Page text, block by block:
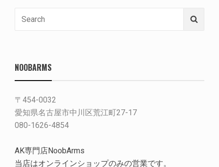
NOOBARMS
〒454-0032
愛知県名古屋市中川区荒江町27-17
080-1626-4854
AK専門店NoobArms
当店はオンラインショップのみの営業です。